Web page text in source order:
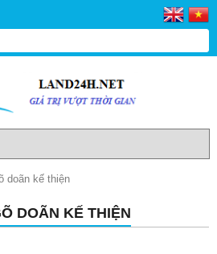
doãn kế thiện
DOÃN KẾ THIỆN